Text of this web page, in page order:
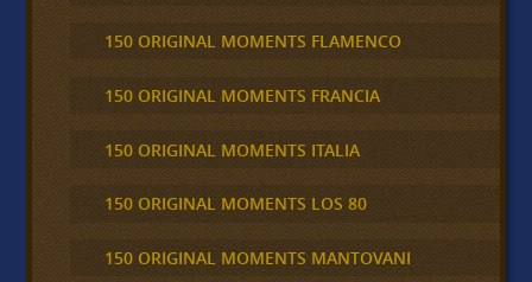
150 ORIGINAL MOMENTS FLAMENCO
150 ORIGINAL MOMENTS FRANCIA
150 ORIGINAL MOMENTS ITALIA
150 ORIGINAL MOMENTS LOS 80
150 ORIGINAL MOMENTS MANTOVANI